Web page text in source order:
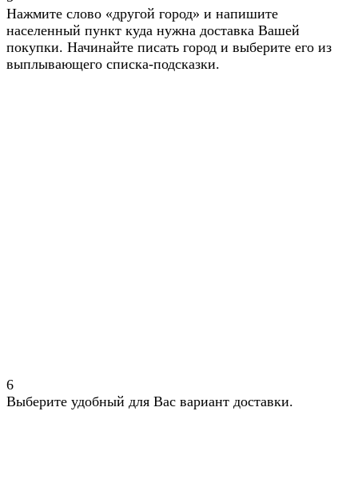
Нажмите слово «другой город» и напишите
населенный пункт куда нужна доставка Вашей
покупки. Начинайте писать город и выберите его из
выплывающего списка-подсказки.
6
Выберите удобный для Вас вариант доставки.